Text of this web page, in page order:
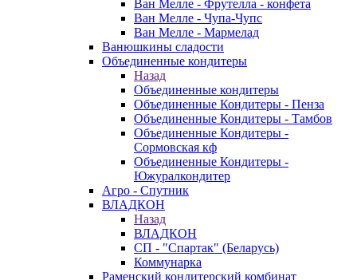
Ван Мелле - Фрутелла - конфета
Ван Мелле - Чупа-Чупс
Ван Мелле - Мармелад
Ванюшкины сладости
Объединенные кондитеры
Назад
Объединенные кондитеры
Объединенные Кондитеры - Пенза
Объединенные Кондитеры - Тамбов
Объединенные Кондитеры -
Сормовская кф
Объединенные Кондитеры -
Южуралкондитер
Агро - Спутник
ВЛАДКОН
Назад
ВЛАДКОН
СП - "Спартак" (Беларусь)
Коммунарка
Раменский кондитерский комбинат